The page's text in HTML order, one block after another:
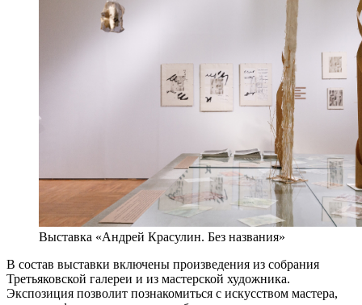
Выставка «Андрей Красулин. Без названия»
В состав выставки включены произведения из собрания
Третьяковской галереи и из мастерской художника.
Экспозиция позволит познакомиться с искусством мастера,